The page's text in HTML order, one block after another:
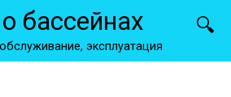
бассейнах
эксплуатация